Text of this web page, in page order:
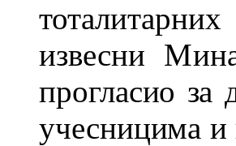
извесни
прогласио за
учесницима